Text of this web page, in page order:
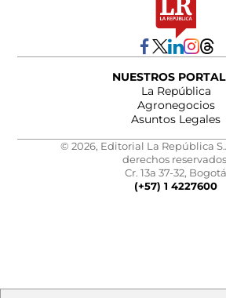
NUESTROS
La República
Agronegocios
Asuntos Legales
© 2026, Editorial La República
derechos
Cr. 13a 37-32, Bogotá
(+57) 1 4227600